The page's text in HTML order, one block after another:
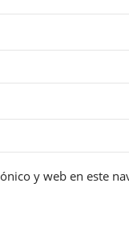
y web en este